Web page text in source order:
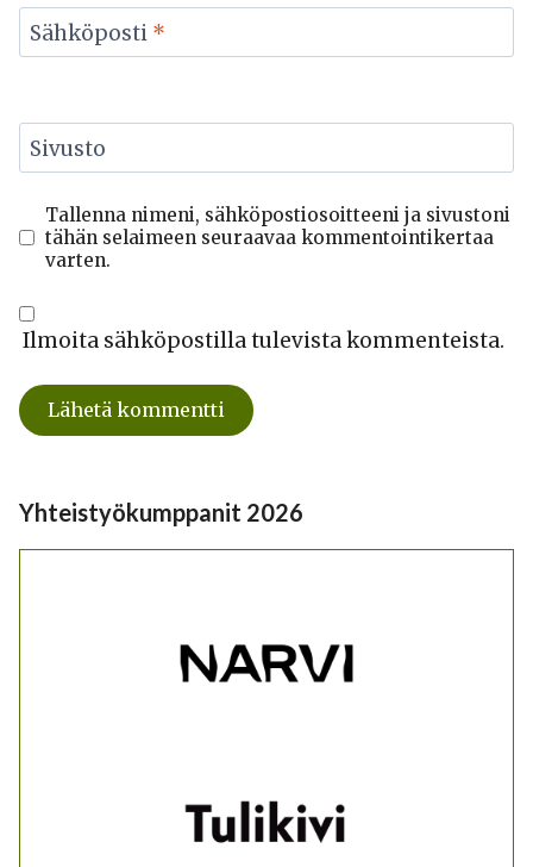
Sähköposti *
Sivusto
Tallenna nimeni, sähköpostiosoitteeni ja sivustoni
tähän selaimeen seuraavaa kommentointikertaa
varten.
Ilmoita sähköpostilla tulevista kommenteista.
Yhteistyökumppanit 2026